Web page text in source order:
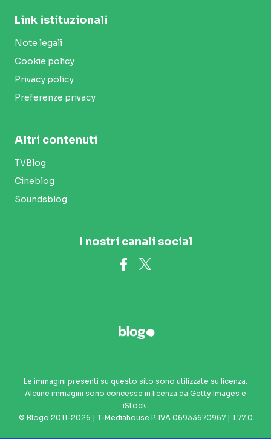
Link istituzionali
Note legali
Cookie policy
Privacy policy
Preferenze privacy
Altri contenuti
TVBlog
Cineblog
Soundsblog
I nostri canali social
Le immagini presenti su questo sito sono utilizzate su licenza.
Alcune immagini sono concesse in licenza da Getty Images e
iStock.
© Blogo 2011-2026 | T-Mediahouse P. IVA 06933670967 | 1.77.0